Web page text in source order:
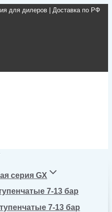
для дилеров | Доставка по РФ
серия GX
7-13 бар
7-13 бар